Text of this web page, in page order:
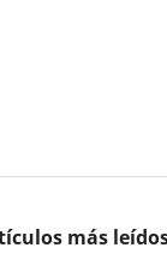
más